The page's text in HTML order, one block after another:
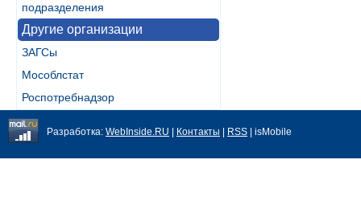
подразделения
Другие организации
ЗАГСы
Мособлстат
Роспотребнадзор
Разработка: WebInside.RU Контакты RSS | isMobile